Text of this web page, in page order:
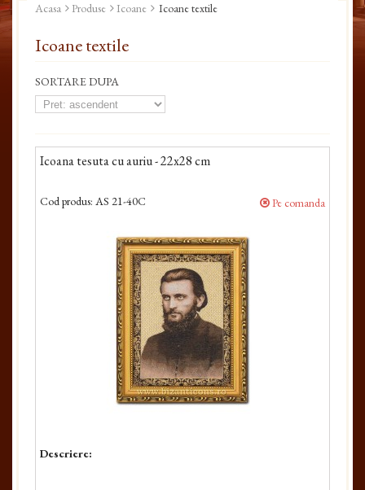
Acasa Produse Icoane Icoane textile
Icoane textile
SORTARE DUPA
Icoana tesuta cu auriu - 22x28 cm
Cod produs: AS 21-40C Pe comanda
Descriere: